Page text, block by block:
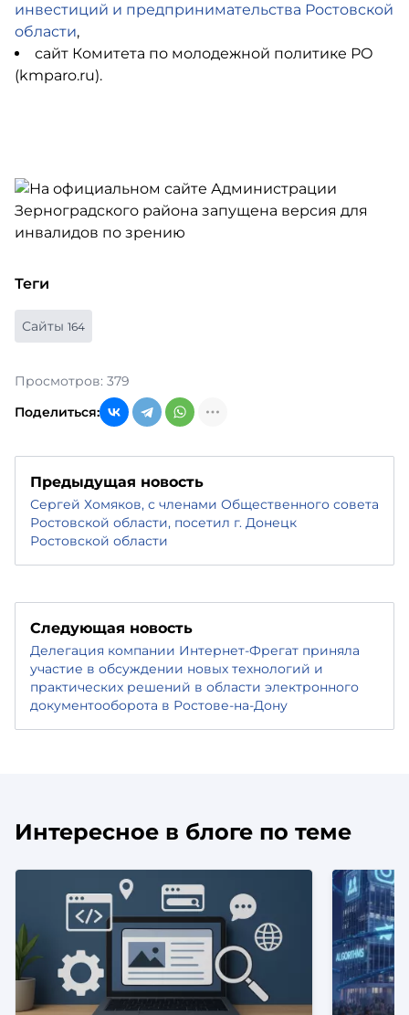
инвестиций и предпринимательства Ростовской
области,
сайт Комитета по молодежной политике РО
(kmparo.ru).
Теги
Сайты 164
Просмотров: 379
Поделиться:
Предыдущая новость
Сергей Хомяков, с членами Общественного совета
Ростовской области, посетил г. Донецк
Ростовской области
Следующая новость
Делегация компании Интернет-Фрегат приняла
участие в обсуждении новых технологий и
практических решений в области электронного
документооборота в Ростове-на-Дону
Интересное в блоге по теме